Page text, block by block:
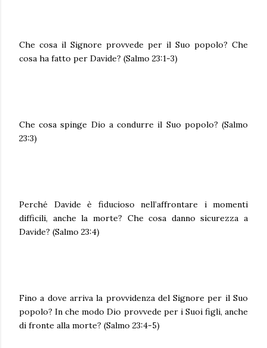
Che cosa il Signore provvede per il Suo popolo? Che
cosa ha fatto per Davide? (Salmo 23:1-3)
Che cosa spinge Dio a condurre il Suo popolo? (Salmo
23:3)
Perché Davide è fiducioso nell’affrontare i momenti
difficili, anche la morte? Che cosa danno sicurezza a
Davide? (Salmo 23:4)
Fino a dove arriva la provvidenza del Signore per il Suo
popolo? In che modo Dio provvede per i Suoi figli, anche
di fronte alla morte? (Salmo 23:4-5)